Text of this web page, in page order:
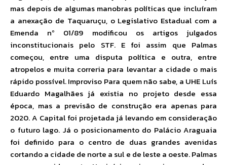
mas depois de algumas manobras políticas que incluíram
a anexação de Taquaruçu, o Legislativo Estadual com a
Emenda nº 01/89 modificou os artigos julgados
inconstitucionais pelo STF. E foi assim que Palmas
começou, entre uma disputa política e outra, entre
atropelos e muita correria para levantar a cidade o mais
rápido possível. Improviso Para quem não sabe, a UHE Luís
Eduardo Magalhães já existia no projeto desde essa
época, mas a previsão de construção era apenas para
2020. A Capital foi projetada já levando em consideração
o futuro lago. Já o posicionamento do Palácio Araguaia
foi definido para o centro de duas grandes avenidas
cortando a cidade de norte a sul e de leste a oeste. Palmas